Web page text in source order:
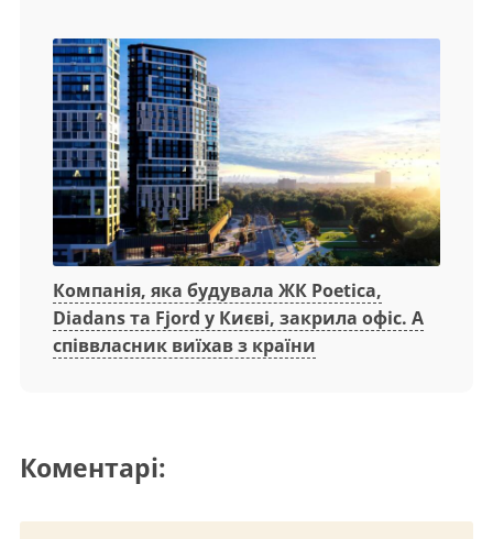
Компанія, яка будувала ЖК Poetica,
Diadans та Fjord у Києві, закрила офіс. А
співвласник виїхав з країни
Коментарі: